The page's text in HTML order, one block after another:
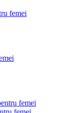
femei
femei